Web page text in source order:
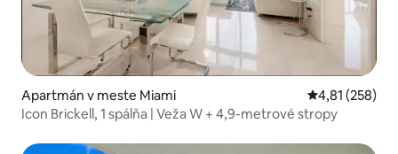
Apartmán v meste Miami Priemerné
4,81 (258)
Icon Brickell, 1 spálňa | Veža W + 4,9-metrové stropy